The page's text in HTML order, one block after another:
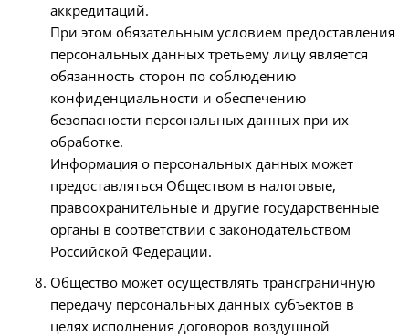
аккредитаций.
При этом обязательным условием предоставления
персональных данных третьему лицу является
обязанность сторон по соблюдению
конфиденциальности и обеспечению
безопасности персональных данных при их
обработке.
Информация о персональных данных может
предоставляться Обществом в налоговые,
правоохранительные и другие государственные
органы в соответствии с законодательством
Российской Федерации.
Общество может осуществлять трансграничную
передачу персональных данных субъектов в
целях исполнения договоров воздушной